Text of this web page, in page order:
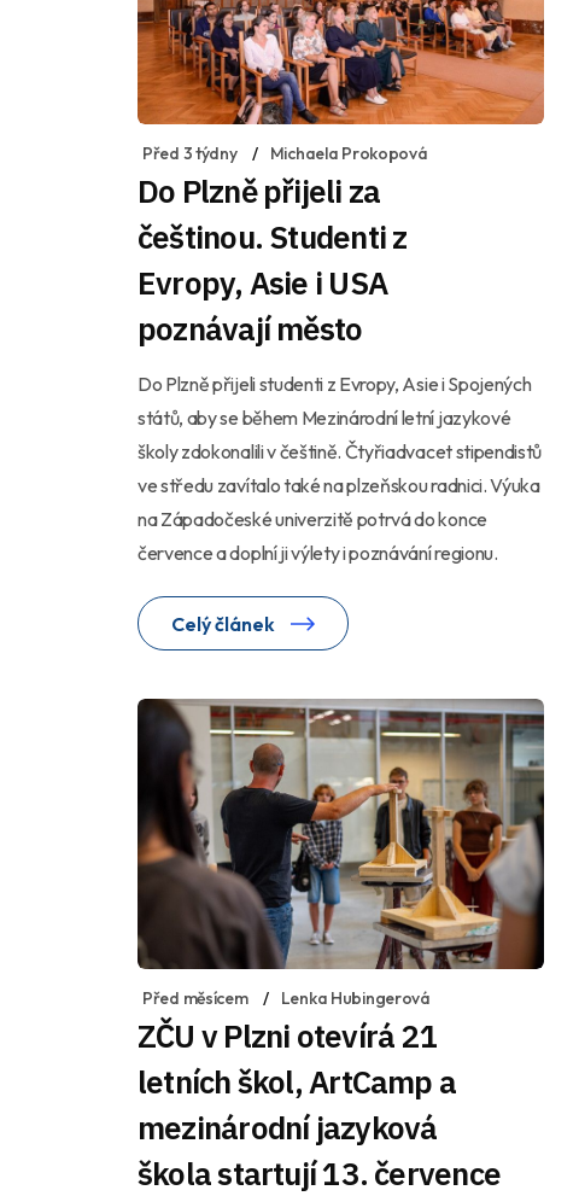
Před 3 týdny Michaela Prokopová
Do Plzně přijeli za
češtinou. Studenti z
Evropy, Asie i USA
poznávají město
Do Plzně přijeli studenti z Evropy, Asie i Spojených
států, aby se během Mezinárodní letní jazykové
školy zdokonalili v češtině. Čtyřiadvacet stipendistů
ve středu zavítalo také na plzeňskou radnici. Výuka
na Západočeské univerzitě potrvá do konce
července a doplní ji výlety i poznávání regionu.
Celý článek
Před měsícem Lenka Hubingerová
ZČU v Plzni otevírá 21
letních škol, ArtCamp a
mezinárodní jazyková
škola startují 13. července